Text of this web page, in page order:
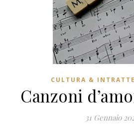
CULTURA &
Canzoni
31 Gennaio